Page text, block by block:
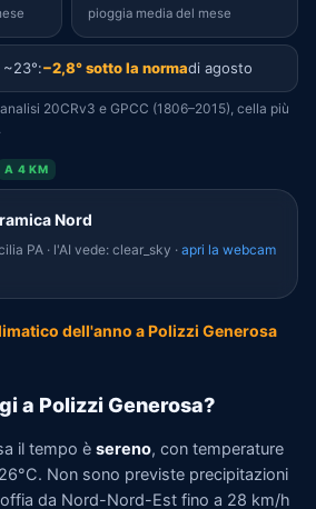
pioggia media del mese
−2,8° sotto la normadi agosto
20CRv3 e GPCC (1806–2015), cella più
A 4 KM
Nord
PA · l'AI vede: clear_sky · apri la webcam
dell'anno a Polizzi Generosa
a Polizzi Generosa?
il tempo è sereno, con temperature
Non sono previste precipitazioni
da Nord-Nord-Est fino a 28 km/h